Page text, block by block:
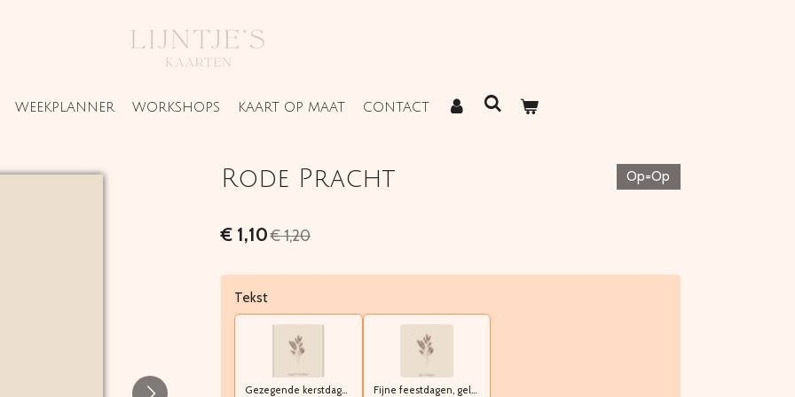
WEEKPLANNER WORKSHOPS KAART OP MAAT CONTACT
Rode Pracht Op=Op
€ 1,10€ 1,20
Tekst
Gezegende kerstdagen, voorspoedig nieuwjaar Fijne feestdagen, gelukkig nieuwjaar